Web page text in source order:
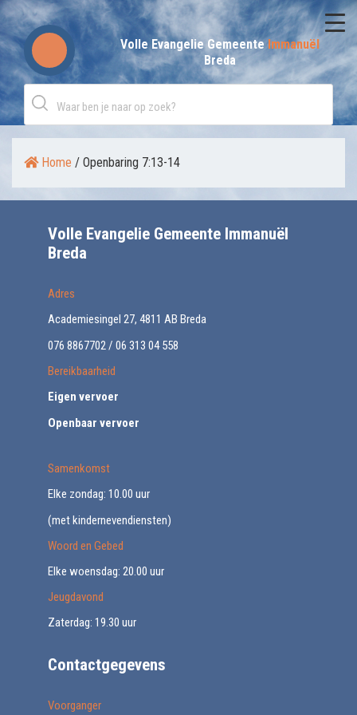
Skip
to
content
Volle Evangelie GemeenteImmanuël
Breda
Home / Openbaring 7:13-14
Volle Evangelie Gemeente Immanuël
Breda
Adres
Academiesingel 27, 4811 AB Breda
076 8867702 / 06 313 04 558
Bereikbaarheid
Eigen vervoer
Openbaar vervoer
Samenkomst
Elke zondag: 10.00 uur
(met kindernevendiensten)
Woord en Gebed
Elke woensdag: 20.00 uur
Jeugdavond
Zaterdag: 19.30 uur
Contactgegevens
Voorganger